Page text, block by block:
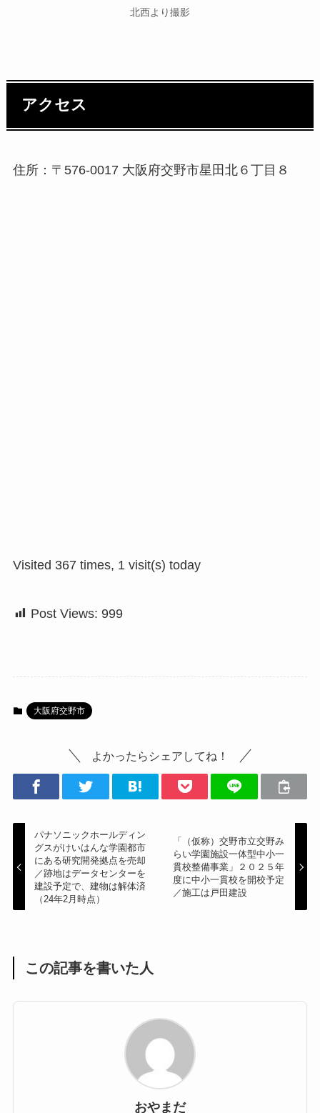
北西より撮影
アクセス
住所：〒576-0017 大阪府交野市星田北６丁目８
Visited 367 times, 1 visit(s) today
Post Views: 999
大阪府交野市
よかったらシェアしてね！
パナソニックホールディン
グスがけいはんな学園都市
にある研究開発拠点を売却
／跡地はデータセンターを
建設予定で、建物は解体済
（24年2月時点）
「（仮称）交野市立交野み
らい学園施設一体型中小一
貫校整備事業」２０２５年
度に中小一貫校を開校予定
／施工は戸田建設
この記事を書いた人
おやまだ